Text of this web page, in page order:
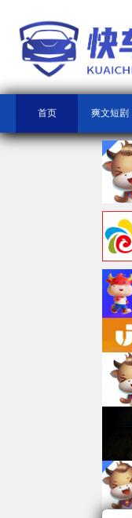
首页 爽文短剧